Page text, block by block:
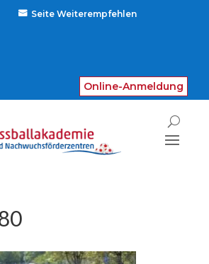
Seite Weiterempfehlen
Online-Anmeldung